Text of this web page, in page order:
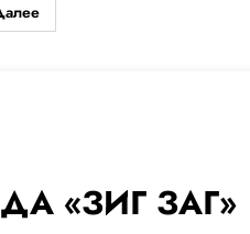
«ЗИГ ЗАГ»